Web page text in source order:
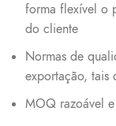
forma flexível o
do cliente
Normas de
exportação, tais
MOQ razoável